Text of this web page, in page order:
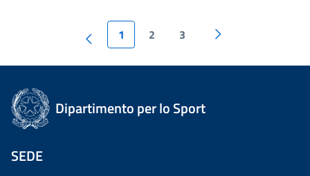
1 2 3
Dipartimento per lo Sport
SEDE